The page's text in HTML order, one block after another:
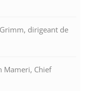
dirigeant de
Mameri, Chief